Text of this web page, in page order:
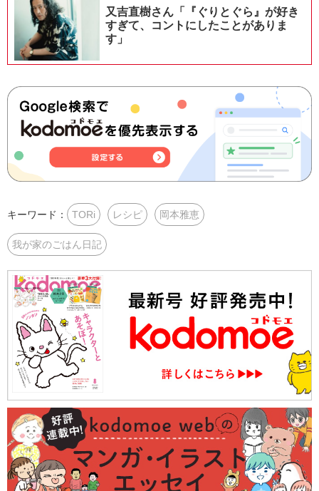
又吉直樹さん「『ぐりとぐら』が好き
すぎて、コントにしたことがありま
す」
キーワード： TORi レシピ 岡本雅恵
我が家のごはん日記